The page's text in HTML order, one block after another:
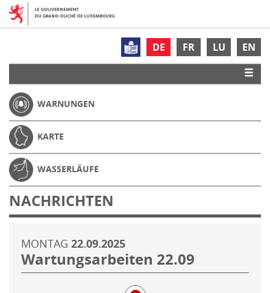
DE FR LU EN
WARNUNGEN
KARTE
WASSERLÄUFE
NACHRICHTEN
MONTAG 22.09.2025
Wartungsarbeiten 22.09